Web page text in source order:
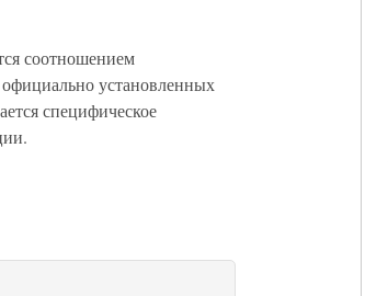
соотношением
установленных
специфическое